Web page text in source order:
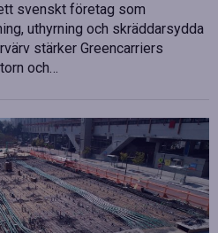
svenskt företag som
uthyrning och skräddarsydda
stärker Greencarriers
och…